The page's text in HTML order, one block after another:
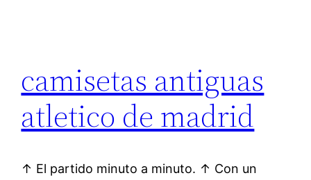
camisetas antiguas
atletico de madrid
↑ El partido minuto a minuto. ↑ Con un